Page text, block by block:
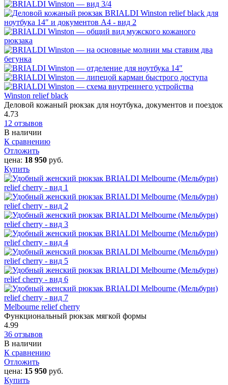
Winston relief black
Деловой кожаный рюкзак для ноутбука, документов и поездок
4.73
12 отзывов
В наличии
К сравнению
Отложить
цена: 18 950 руб.
Купить
Melbourne relief cherry
Функциональный рюкзак мягкой формы
4.99
36 отзывов
В наличии
К сравнению
Отложить
цена: 15 950 руб.
Купить